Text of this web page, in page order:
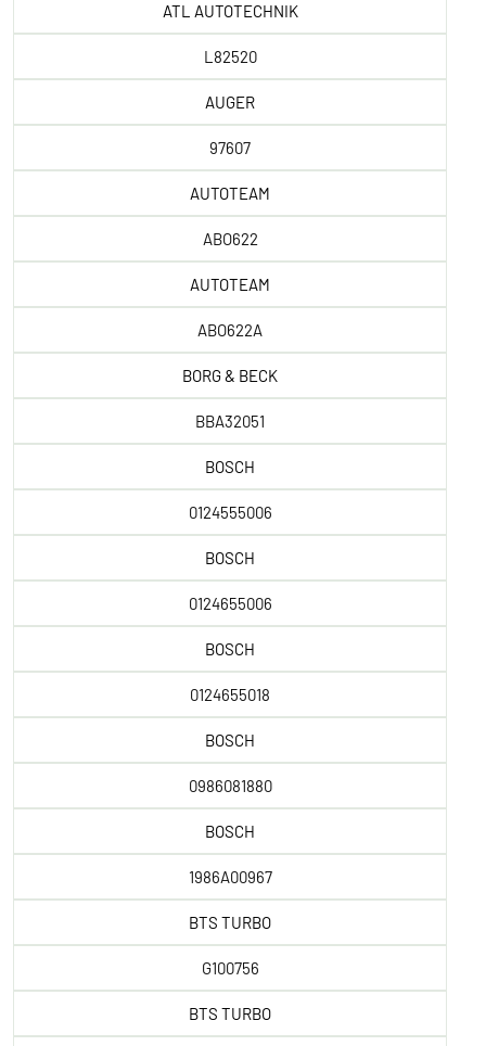
ATL AUTOTECHNIK
L82520
AUGER
97607
AUTOTEAM
ABO622
AUTOTEAM
ABO622A
BORG & BECK
BBA32051
BOSCH
0124555006
BOSCH
0124655006
BOSCH
0124655018
BOSCH
0986081880
BOSCH
1986A00967
BTS TURBO
G100756
BTS TURBO